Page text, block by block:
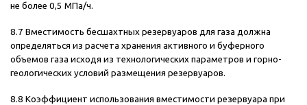
не более 0,5 МПа/ч.
8.7 Вместимость бесшахтных резервуаров для газа должна
определяться из расчета хранения активного и буферного
объемов газа исходя из технологических параметров и горно-
геологических условий размещения резервуаров.
8.8 Коэффициент использования вместимости резервуара при